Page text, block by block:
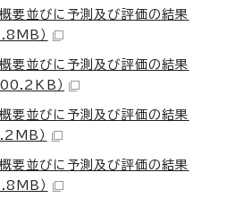
要並びに予測及び評価の結果
）
要並びに予測及び評価の結果
）
要並びに予測及び評価の結果
）
要並びに予測及び評価の結果
）